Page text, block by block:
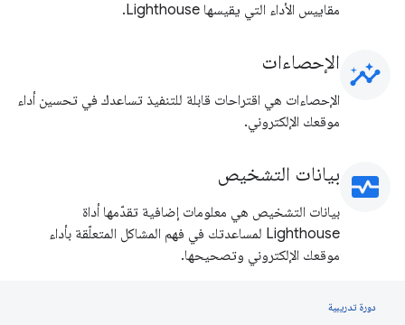
مقاييس الأداء التي يقيسها Lighthouse.
insights الإحصاءات
الإحصاءات هي اقتراحات قابلة للتنفيذ تساعدك في تحسين أداء
موقعك الإلكتروني.
monitor_heart بيانات التشخيص
بيانات التشخيص هي معلومات إضافية تقدّمها أداة
Lighthouse لمساعدتك في فهم المشاكل المتعلّقة بأداء
موقعك الإلكتروني وتصحيحها.
دورة تدريبية